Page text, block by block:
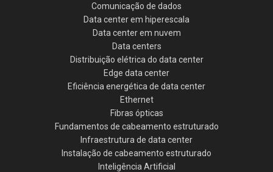
Comunicação de dados
Data center em hiperescala
Data center em nuvem
Data centers
Distribuição elétrica do data center
Edge data center
Eficiência energética de data center
Ethernet
Fibras ópticas
Fundamentos de cabeamento estruturado
Infraestrutura de data center
Instalação de cabeamento estruturado
Inteligência Artificial